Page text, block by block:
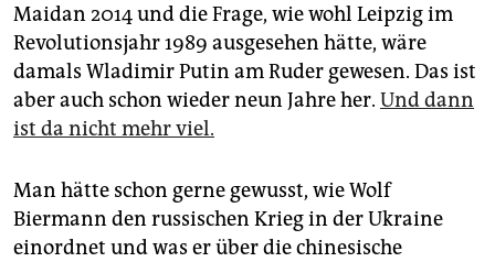
Maidan 2014 und die Frage, wie wohl Leipzig im
Revolutionsjahr 1989 ausgesehen hätte, wäre
damals Wladimir Putin am Ruder gewesen. Das ist
aber auch schon wieder neun Jahre her. Und dann
ist da nicht mehr viel.
Man hätte schon gerne gewusst, wie Wolf
Biermann den russischen Krieg in der Ukrai­ne
einordnet und was er über die chinesische